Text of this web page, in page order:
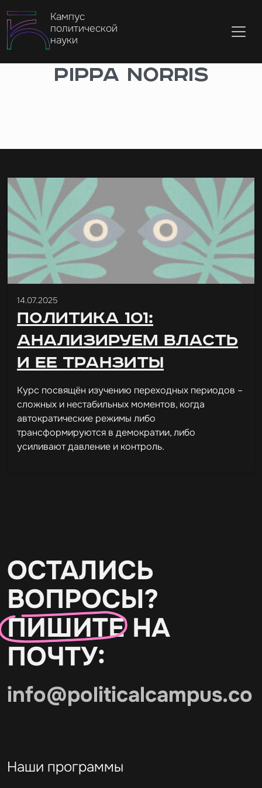
Кампус
политической
науки
Pippa Norris
14.07.2025
Политика 101:
анализируем власть
и ее транзиты
Курс посвящён изучению переходных периодов –
сложных и нестабильных моментов, когда
автократические режимы либо
трансформируются в демократии, либо
усиливают давление и контроль.
ОСТАЛИСЬ
ВОПРОСЫ?
ПИШИТЕНА
ПОЧТУ:
info@politicalcampus.co
Наши программы